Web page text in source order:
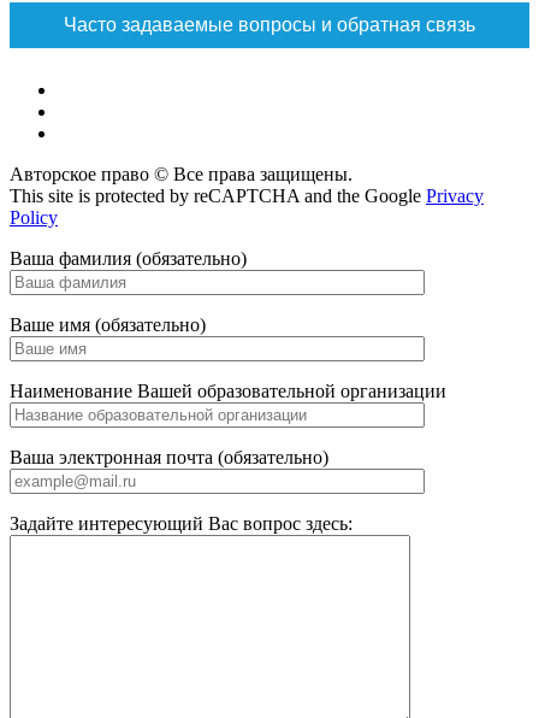
Часто задаваемые вопросы и обратная связь
Авторское право © Все права защищены.
This site is protected by reCAPTCHA and the Google Privacy
Policy
Ваша фамилия (обязательно)
Ваше имя (обязательно)
Наименование Вашей образовательной организации
Ваша электронная почта (обязательно)
Задайте интересующий Вас вопрос здесь: